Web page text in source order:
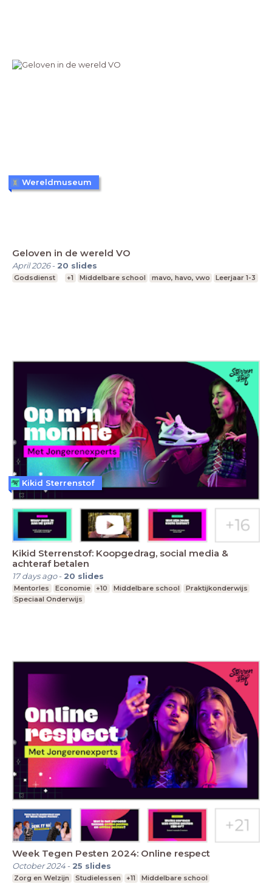
Geloven in de wereld VO
April 2026- 20 slides
Godsdienst +1 Middelbare school mavo, havo, vwo Leerjaar 1-3
Wereldmuseum
Kikid Sterrenstof: Koopgedrag, social media &
achteraf betalen
17 days ago- 20 slides
Mentorles Economie +10 Middelbare school
Praktijkonderwijs
Speciaal Onderwijs
Kikid Sterrenstof
Week Tegen Pesten 2024: Online respect
October 2024- 25 slides
Zorg en Welzijn Studielessen +11
Middelbare school